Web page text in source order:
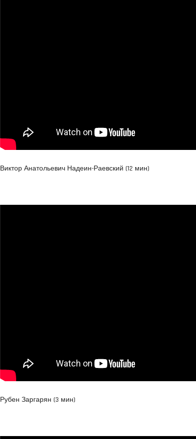
Виктор Анатольевич Надеин-Раевский (12 мин)
Рубен Заргарян (3 мин)